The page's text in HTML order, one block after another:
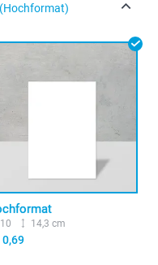
(Hochformat)
10 14,3 cm
0,69